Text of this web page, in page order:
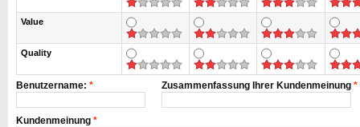
Value
Quality
*
Benutzername: *
Zusammenfassung Ihrer Kundenmeinung
*
Kundenmeinung